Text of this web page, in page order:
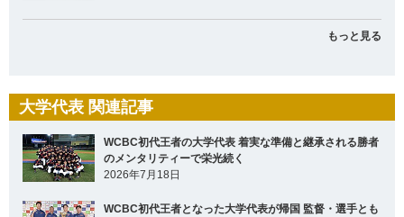
もっと見る
大学代表 関連記事
WCBC初代王者の大学代表 着実な準備と継承される勝者
のメンタリティーで栄光続く
2026年7月18日
WCBC初代王者となった大学代表が帰国 監督・選手とも